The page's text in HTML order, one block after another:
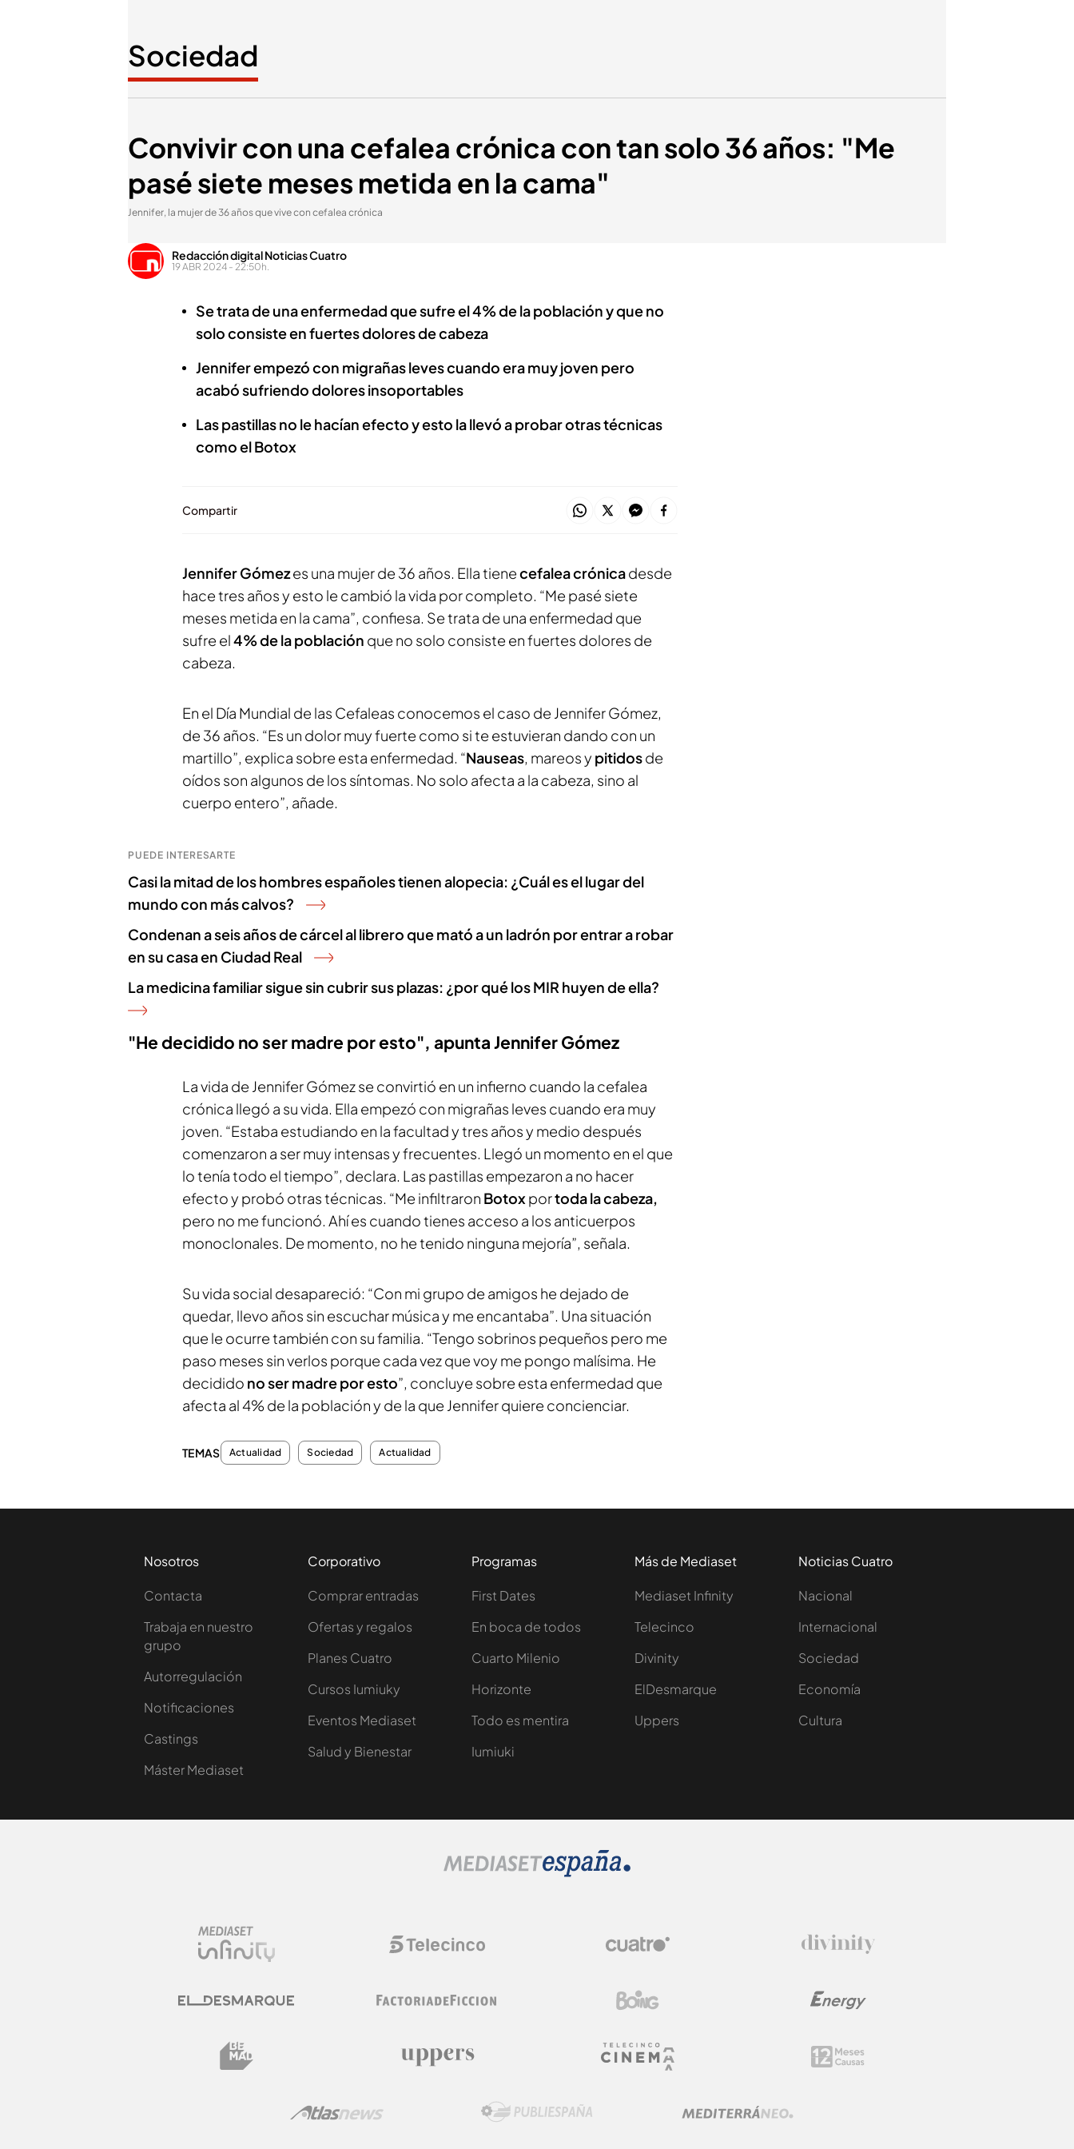
Sociedad
Convivir con una cefalea crónica con tan solo 36 años: "Me
pasé siete meses metida en la cama"
Jennifer, la mujer de 36 años que vive con cefalea crónica
Redacción digital Noticias Cuatro
19 ABR 2024 - 22:50h.
Se trata de una enfermedad que sufre el 4% de la población y que no
solo consiste en fuertes dolores de cabeza
Jennifer empezó con migrañas leves cuando era muy joven pero
acabó sufriendo dolores insoportables
Las pastillas no le hacían efecto y esto la llevó a probar otras técnicas
como el Botox
Compartir
Jennifer Gómezes una mujer de 36 años. Ella tienecefalea crónicadesde
hace tres años y esto le cambió la vida por completo. “Me pasé siete
meses metida en la cama”, confiesa. Se trata de una enfermedad que
sufre el4% de la población que no solo consiste en fuertes dolores de
cabeza.
En el Día Mundial de las Cefaleas conocemos el caso de Jennifer Gómez,
de 36 años. “Es un dolor muy fuerte como si te estuvieran dando con un
martillo”, explica sobre esta enfermedad. “Nauseas, mareos y pitidosde
oídos son algunos de los síntomas. No solo afecta a la cabeza, sino al
cuerpo entero”, añade.
PUEDE INTERESARTE
Casi la mitad de los hombres españoles tienen alopecia: ¿Cuál es el lugar del
mundo con más calvos?
Condenan a seis años de cárcel al librero que mató a un ladrón por entrar a robar
en su casa en Ciudad Real
La medicina familiar sigue sin cubrir sus plazas: ¿por qué los MIR huyen de ella?
"He decidido no ser madre por esto", apunta Jennifer Gómez
La vida de Jennifer Gómez se convirtió en un infierno cuando la cefalea
crónica llegó a su vida. Ella empezó con migrañas leves cuando era muy
joven. “Estaba estudiando en la facultad y tres años y medio después
comenzaron a ser muy intensas y frecuentes. Llegó un momento en el que
lo tenía todo el tiempo”, declara. Las pastillas empezaron a no hacer
efecto y probó otras técnicas. “Me infiltraron Botoxportoda la cabeza,
pero no me funcionó. Ahí es cuando tienes acceso a los anticuerpos
monoclonales. De momento, no he tenido ninguna mejoría”, señala.
Su vida social desapareció: “Con mi grupo de amigos he dejado de
quedar, llevo años sin escuchar música y me encantaba”. Una situación
que le ocurre también con su familia. “Tengo sobrinos pequeños pero me
paso meses sin verlos porque cada vez que voy me pongo malísima. He
decidido no ser madre por esto”, concluye sobre esta enfermedad que
afecta al 4% de la población y de la que Jennifer quiere concienciar.
TEMAS Actualidad Sociedad Actualidad
Nosotros
Contacta
Trabaja en nuestro
grupo
Autorregulación
Notificaciones
Castings
Máster Mediaset
Corporativo
Comprar entradas
Ofertas y regalos
Planes Cuatro
Cursos Iumiuky
Eventos Mediaset
Salud y Bienestar
Programas
First Dates
En boca de todos
Cuarto Milenio
Horizonte
Todo es mentira
Iumiuki
Más de Mediaset
Mediaset Infinity
Telecinco
Divinity
ElDesmarque
Uppers
Noticias Cuatro
Nacional
Internacional
Sociedad
Economía
Cultura